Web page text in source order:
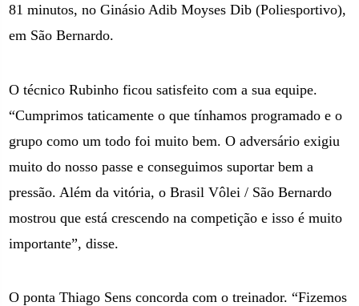
81 minutos, no Ginásio Adib Moyses Dib (Poliesportivo),
em São Bernardo.
O técnico Rubinho ficou satisfeito com a sua equipe.
“Cumprimos taticamente o que tínhamos programado e o
grupo como um todo foi muito bem. O adversário exigiu
muito do nosso passe e conseguimos suportar bem a
pressão. Além da vitória, o Brasil Vôlei / São Bernardo
mostrou que está crescendo na competição e isso é muito
importante”, disse.
O ponta Thiago Sens concorda com o treinador. “Fizemos